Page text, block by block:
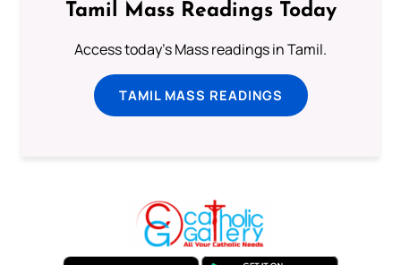
Tamil Mass Readings Today
Access today's Mass readings in Tamil.
TAMIL MASS READINGS